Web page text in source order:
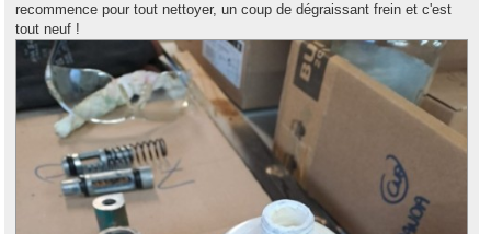
recommence pour tout nettoyer, un coup de dégraissant frein et c'est
tout neuf !